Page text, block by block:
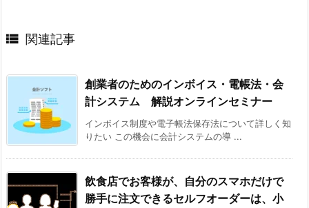
 関連記事
創業者のためのインボイス・電帳法・会
計システム 解説オンラインセミナー
インボイス制度や電子帳法保存法について詳しく知
りたい この機会に会計システムの導 ...
飲食店でお客様が、自分のスマホだけで
勝手に注文できるセルフオーダーは、小